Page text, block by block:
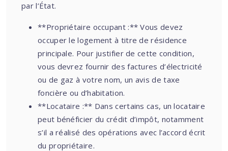
par l’État.
**Propriétaire occupant :** Vous devez
occuper le logement à titre de résidence
principale. Pour justifier de cette condition,
vous devrez fournir des factures d’électricité
ou de gaz à votre nom, un avis de taxe
foncière ou d’habitation.
**Locataire :** Dans certains cas, un locataire
peut bénéficier du crédit d’impôt, notamment
s’il a réalisé des opérations avec l’accord écrit
du propriétaire.